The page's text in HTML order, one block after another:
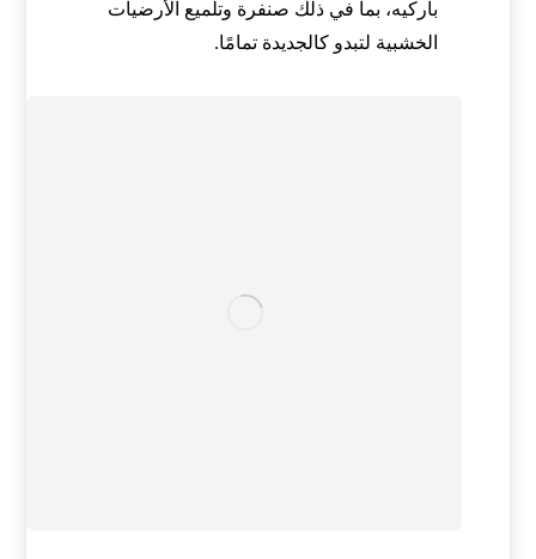
باركيه، بما في ذلك صنفرة وتلميع الأرضيات
الخشبية لتبدو كالجديدة تمامًا.